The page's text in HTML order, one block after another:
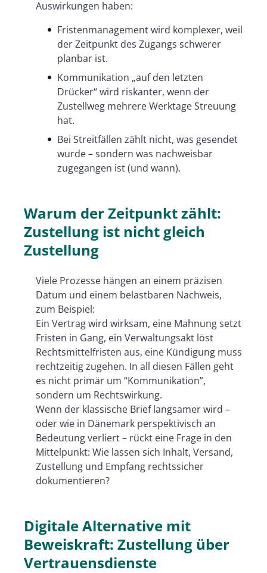
Auswirkungen haben:
Fristenmanagement wird komplexer, weil
der Zeitpunkt des Zugangs schwerer
planbar ist.
Kommunikation „auf den letzten
Drücker“ wird riskanter, wenn der
Zustellweg mehrere Werktage Streuung
hat.
Bei Streitfällen zählt nicht, was gesendet
wurde – sondern was nachweisbar
zugegangen ist (und wann).
Warum der Zeitpunkt zählt:
Zustellung ist nicht gleich
Zustellung
Viele Prozesse hängen an einem präzisen
Datum und einem belastbaren Nachweis,
zum Beispiel:
Ein Vertrag wird wirksam, eine Mahnung setzt
Fristen in Gang, ein Verwaltungsakt löst
Rechtsmittelfristen aus, eine Kündigung muss
rechtzeitig zugehen. In all diesen Fällen geht
es nicht primär um “Kommunikation”,
sondern um Rechtswirkung.
Wenn der klassische Brief langsamer wird –
oder wie in Dänemark perspektivisch an
Bedeutung verliert – rückt eine Frage in den
Mittelpunkt: Wie lassen sich Inhalt, Versand,
Zustellung und Empfang rechtssicher
dokumentieren?
Digitale Alternative mit
Beweiskraft: Zustellung über
Vertrauensdienste